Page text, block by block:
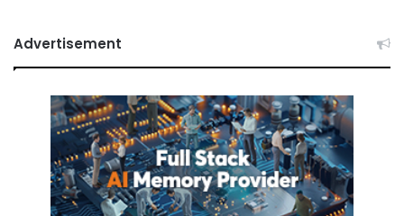
Advertisement